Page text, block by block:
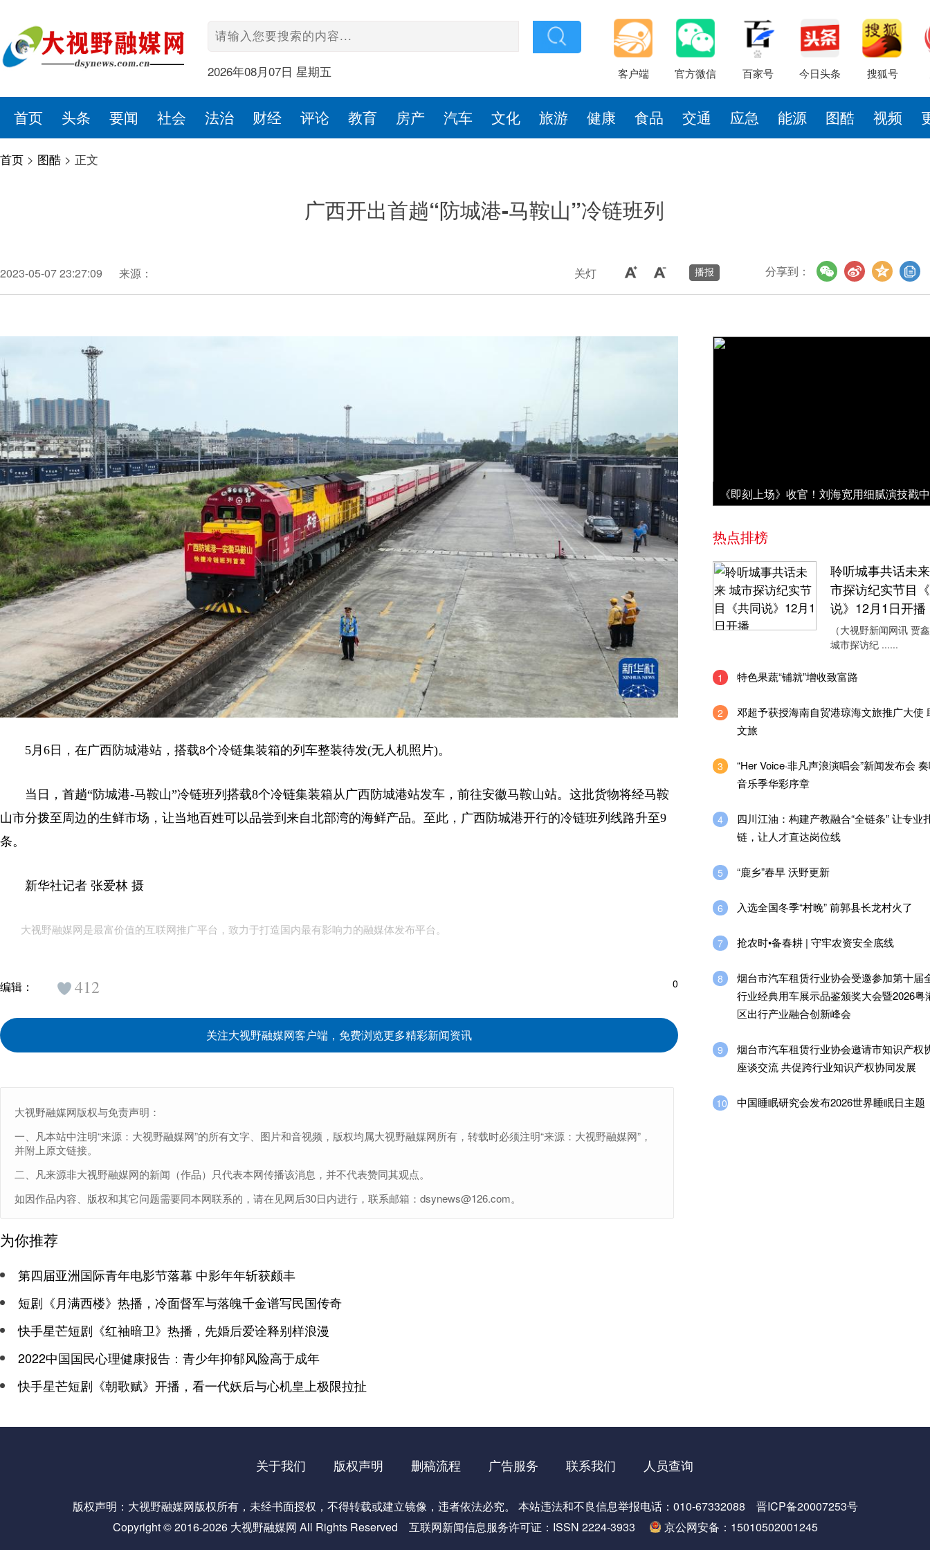
2026年08月07日 星期五 客户端 官方微信 百家号 今日头条 搜狐号
首页 头条 要闻 社会 法治 财经 评论 教育 房产 汽车 文化 旅游 健康 食品 交通 应急 能源 图酷 视频
首页 > 图酷 > 正文
广西开出首趟“防城港-马鞍山”冷链班列
2023-05-07 23:27:09 来源： 关灯 分享到：
5月6日，在广西防城港站，搭载8个冷链集装箱的列车整装待发(无人机照片)。
当日，首趟“防城港-马鞍山”冷链班列搭载8个冷链集装箱从广西防城港站发车，前往安徽马鞍山站。这批货物将经马鞍
山市分拨至周边的生鲜市场，让当地百姓可以品尝到来自北部湾的海鲜产品。至此，广西防城港开行的冷链班列线路升至9
条。
新华社记者 张爱林 摄
大视野融媒网是最富价值的互联网推广平台，致力于打造国内最有影响力的融媒体发布平台。
编辑： 412 0
关注大视野融媒网客户端，免费浏览更多精彩新闻资讯
大视野融媒网版权与免责声明：
一、凡本站中注明“来源：大视野融媒网”的所有文字、图片和音视频，版权均属大视野融媒网所有，转载时必须注明“来源：大视野融媒网”，
并附上原文链接。
二、凡来源非大视野融媒网的新闻（作品）只代表本网传播该消息，并不代表赞同其观点。
如因作品内容、版权和其它问题需要同本网联系的，请在见网后30日内进行，联系邮箱：dsynews@126.com。
为你推荐
第四届亚洲国际青年电影节落幕 中影年年斩获颇丰
短剧《月满西楼》热播，冷面督军与落魄千金谱写民国传奇
快手星芒短剧《红袖暗卫》热播，先婚后爱诠释别样浪漫
2022中国国民心理健康报告：青少年抑郁风险高于成年
快手星芒短剧《朝歌赋》开播，看一代妖后与心机皇上极限拉扯
热点排榜
聆听城事共话未
市探访纪实节目
说》12月1日开播
（大视野新闻网讯 贾
城市探访纪 ......
1 特色果蔬“铺就”增收致富路
2
邓超予获授海南自贸港琼海文旅推广大使
文旅
3
“Her Voice·非凡声浪演唱会”新闻发布会
音乐季华彩序章
4
四川江油：构建产教融合“全链条” 让专业
链，让人才直达岗位线
5 “鹿乡”春早 沃野更新
6 入选全国冬季“村晚” 前郭县长龙村火了
7 抢农时•备春耕 | 守牢农资安全底线
8
烟台市汽车租赁行业协会受邀参加第十届
行业经典用车展示品鉴颁奖大会暨2026粤
区出行产业融合创新峰会
9
烟台市汽车租赁行业协会邀请市知识产权
座谈交流 共促跨行业知识产权协同发展
10 中国睡眠研究会发布2026世界睡眠日主题
关于我们 版权声明 删稿流程 广告服务 联系我们 人员查询
版权声明：大视野融媒网版权所有，未经书面授权，不得转载或建立镜像，违者依法必究。 本站违法和不良信息举报电话：010-67332088
晋ICP备20007253号
Copyright © 2016-2026 大视野融媒网 All Rights Reserved 互联网新闻信息服务许可证：ISSN 2224-3933 京公网安备：15010502001245